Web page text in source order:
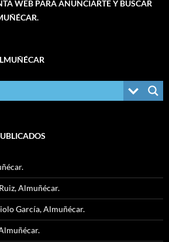
WEB PARA ANUNCIARTE Y BUSCAR
Almuñécar.
García, Almuñécar.